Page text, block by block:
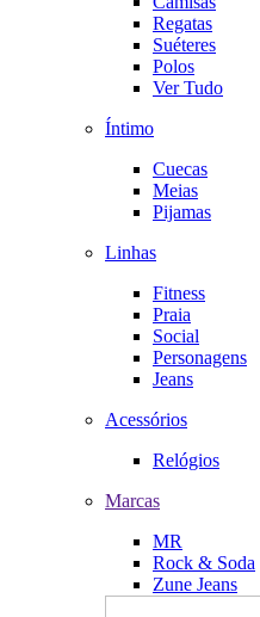
Regatas
Suéteres
Polos
Ver Tudo
Íntimo
Cuecas
Meias
Pijamas
Linhas
Fitness
Praia
Social
Personagens
Jeans
Acessórios
Relógios
Marcas
MR
Rock & Soda
Zune Jeans